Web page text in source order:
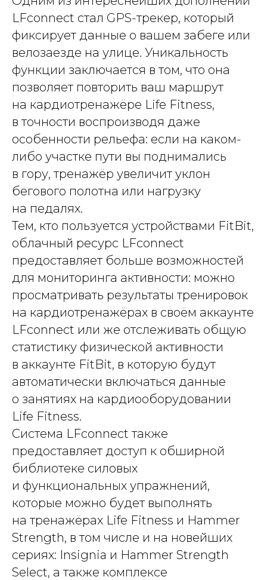
LFconnect стал GPS-трекер, который
фиксирует данные о вашем забеге или
велозаезде на улице. Уникальность
функции заключается в том, что она
позволяет повторить ваш маршрут
на кардиотренажёре Life Fitness,
в точности воспроизводя даже
особенности рельефа: если на каком-
либо участке пути вы поднимались
в гору, тренажёр увеличит уклон
бегового полотна или нагрузку
на педалях.
Тем, кто пользуется устройствами FitBit,
облачный ресурс LFconnect
предоставляет больше возможностей
для мониторинга активности: можно
просматривать результаты тренировок
на кардиотренажёрах в своём аккаунте
LFconnect или же отслеживать общую
статистику физической активности
в аккаунте FitBit, в которую будут
автоматически включаться данные
о занятиях на кардиооборудовании
Life Fitness.
Система LFconnect также
предоставляет доступ к обширной
библиотеке силовых
и функциональных упражнений,
которые можно будет выполнять
на тренажёрах Life Fitness и Hammer
Strength, в том числе и на новейших
сериях: Insignia и Hammer Strength
Select, а также комплексе